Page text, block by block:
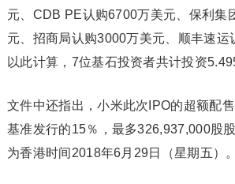
元、CDB PE认购6700万美元、保利集
元、招商局认购3000万美元、顺丰速运
以此计算，7位基石投资者共计投资
文件中还指出，小米此次IPO的超额配
基准发行的15％，最多326,937,000股
为香港时间2018年6月29日（星期五）。